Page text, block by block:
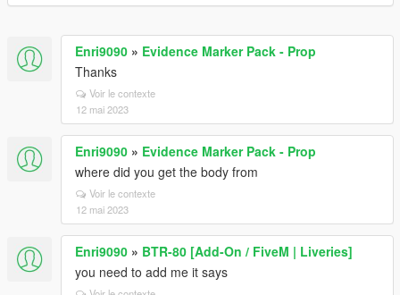
Enri9090 » Evidence Marker Pack - Prop
Thanks
Voir le contexte
12 mai 2023
Enri9090 » Evidence Marker Pack - Prop
where did you get the body from
Voir le contexte
12 mai 2023
Enri9090 » BTR-80 [Add-On / FiveM | Liveries]
you need to add me it says